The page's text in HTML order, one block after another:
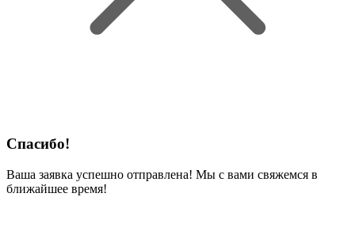
Спасибо!
Ваша заявка успешно отправлена! Мы с вами свяжемся в
ближайшее время!